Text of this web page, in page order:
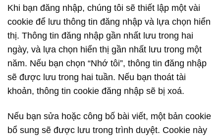
Khi bạn đăng nhập, chúng tôi sẽ thiết lập một vài
cookie để lưu thông tin đăng nhập và lựa chọn hiển
thị. Thông tin đăng nhập gần nhất lưu trong hai
ngày, và lựa chọn hiển thị gần nhất lưu trong một
năm. Nếu bạn chọn “Nhớ tôi”, thông tin đăng nhập
sẽ được lưu trong hai tuần. Nếu bạn thoát tài
khoản, thông tin cookie đăng nhập sẽ bị xoá.
Nếu bạn sửa hoặc công bố bài viết, một bản cookie
bổ sung sẽ được lưu trong trình duyệt. Cookie này